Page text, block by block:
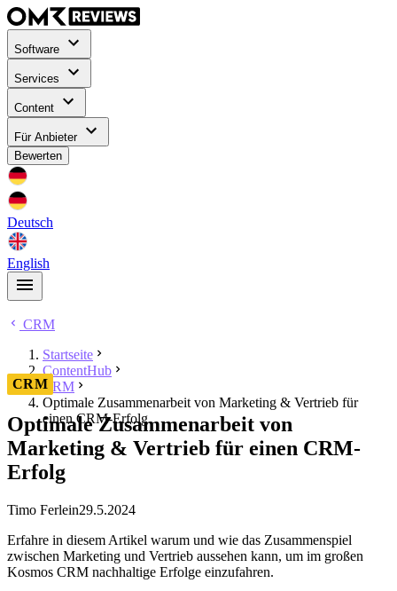
Software
Services
Content
Für Anbieter
Bewerten
Deutsch
English
CRM
Startseite
ContentHub
CRM
Optimale Zusammenarbeit von Marketing & Vertrieb für
einen CRM-Erfolg
CRM
Optimale Zusammenarbeit von
Marketing & Vertrieb für einen CRM-
Erfolg
Timo Ferlein29.5.2024
Erfahre in diesem Artikel warum und wie das Zusammenspiel
zwischen Marketing und Vertrieb aussehen kann, um im großen
Kosmos CRM nachhaltige Erfolge einzufahren.